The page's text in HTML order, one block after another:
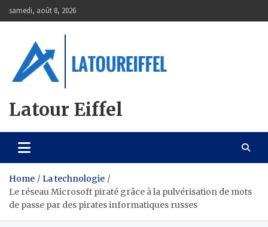
to
samedi, août 8, 2026
Latour Eiffel
Home
La technologie
Le réseau Microsoft piraté grâce à la pulvérisation de mots
de passe par des pirates informatiques russes